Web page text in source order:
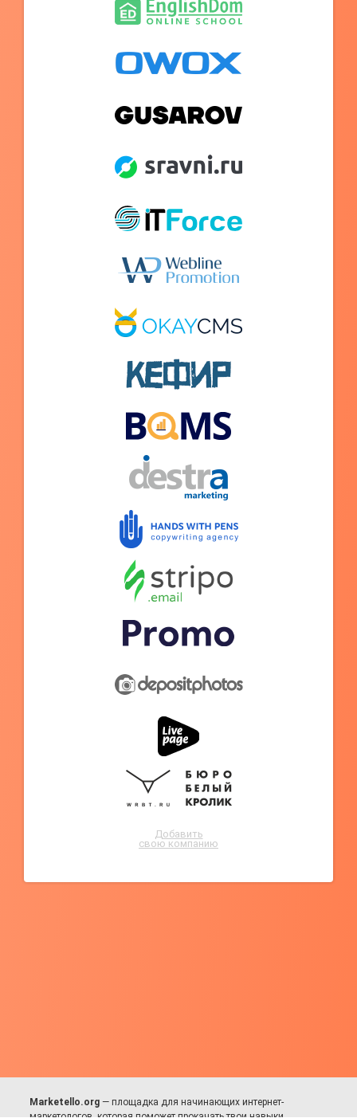
Добавить
свою компанию
Marketello.org — площадка для начинающих интернет-